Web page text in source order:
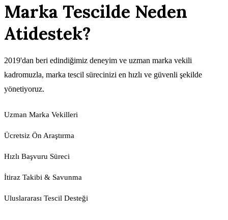
Marka Tescilde Neden
Atidestek?
2019'dan beri edindiğimiz deneyim ve uzman marka vekili
kadromuzla, marka tescil sürecinizi en hızlı ve güvenli şekilde
yönetiyoruz.
Uzman Marka Vekilleri
Ücretsiz Ön Araştırma
Hızlı Başvuru Süreci
İtiraz Takibi & Savunma
Uluslararası Tescil Desteği